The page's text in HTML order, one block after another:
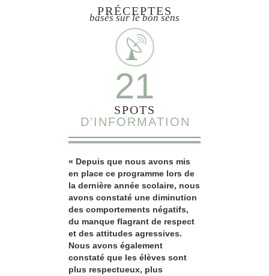
PRÉCEPTES
basés sur le bon sens
21
SPOTS
D’INFORMATION
« Depuis que nous avons mis
en place ce programme lors de
la dernière année scolaire, nous
avons constaté une diminution
des comportements négatifs,
du manque flagrant de respect
et des attitudes agressives.
Nous avons également
constaté que les élèves sont
plus respectueux, plus